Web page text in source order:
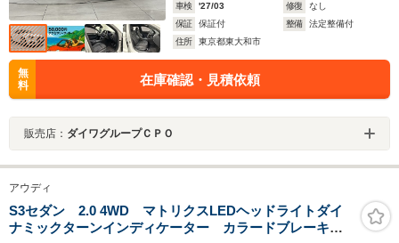
車検
'27/03 修復
なし
保証
保証付 整備
法定整備付
住所
東京都東大和市
無
料
在庫確認・見積依頼
販売店： ダイワグループＣＰＯ
アウディ
S3セダン 2.0 4WD マトリクスLEDヘッドライトダイ
ナミックターンインディケーター カラードブレーキキ